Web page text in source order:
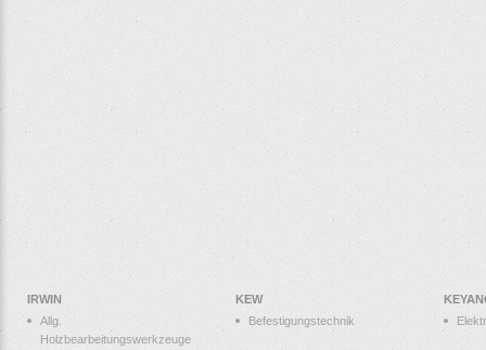
IRWIN
Allg.
Holzbearbeitungswerkzeuge
KEW
Befestigungstechnik